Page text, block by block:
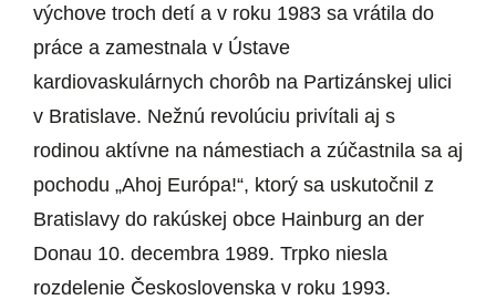
výchove troch detí a v roku 1983 sa vrátila do
práce a zamestnala v Ústave
kardiovaskulárnych chorôb na Partizánskej ulici
v Bratislave. Nežnú revolúciu privítali aj s
rodinou aktívne na námestiach a zúčastnila sa aj
pochodu „Ahoj Európa!“, ktorý sa uskutočnil z
Bratislavy do rakúskej obce Hainburg an der
Donau 10. decembra 1989. Trpko niesla
rozdelenie Československa v roku 1993.